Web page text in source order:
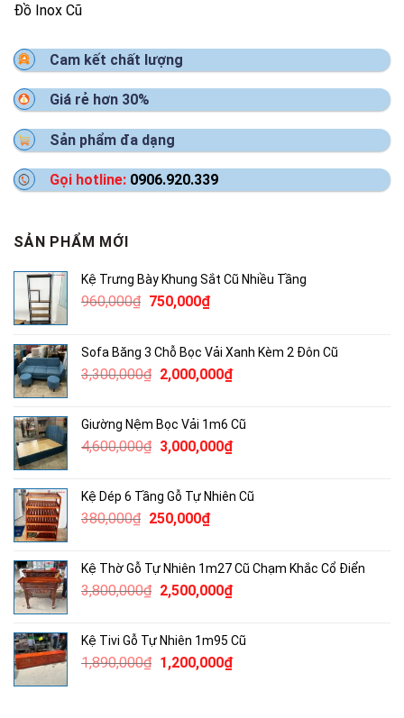
Đồ Inox Cũ
Cam kết chất lượng
Giá rẻ hơn 30%
Sản phẩm đa dạng
Gọi hotline: 0906.920.339
SẢN PHẨM MỚI
Kệ Trưng Bày Khung Sắt Cũ Nhiều Tầng
960,000₫ Giá
960,000₫.
750,000₫Giá
là:
750,000₫.
Sofa Băng 3 Chỗ Bọc Vải Xanh Kèm 2 Đôn Cũ
3,300,000₫ Giá
3,300,000₫.
2,000,000₫Giá
là:
2,000,000₫.
Giường Nệm Bọc Vải 1m6 Cũ
4,600,000₫ Giá
4,600,000₫.
3,000,000₫Giá
là:
Kệ Dép 6 Tầng Gỗ Tự Nhiên Cũ
380,000₫ Giá
380,000₫.
250,000₫Giá
là:
250,000₫.
Kệ Thờ Gỗ Tự Nhiên 1m27 Cũ Chạm Khắc Cổ Điển
3,800,000₫ Giá
3,800,000₫.
2,500,000₫Giá
là:
2,500,000₫.
Kệ Tivi Gỗ Tự Nhiên 1m95 Cũ
1,890,000₫ Giá
1,200,000₫Giá